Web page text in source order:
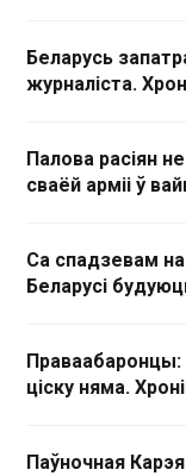
Беларусь
журналіста.
Палова расіян
сваёй арміі ў
Са спадзевам
Беларусі
ціску няма.
Паўночная